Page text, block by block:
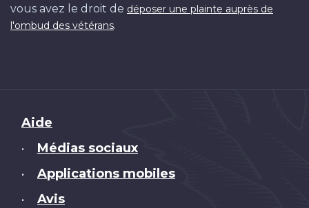
vous avez le droit de déposer une plainte auprès de
l'ombud des vétérans.
Brand
Aide
• Médias sociaux
• Applications mobiles
• Avis